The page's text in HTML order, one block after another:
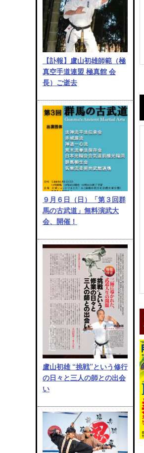
【訃報】盧山初雄師範（極
真空手道連盟 極真館 会
長）ご逝去
９月６日（日）「第３回群
馬の古武道」無料演武大
会、開催！
盧山初雄 “挑戦”という修行
の日々と三人の師との出会
い